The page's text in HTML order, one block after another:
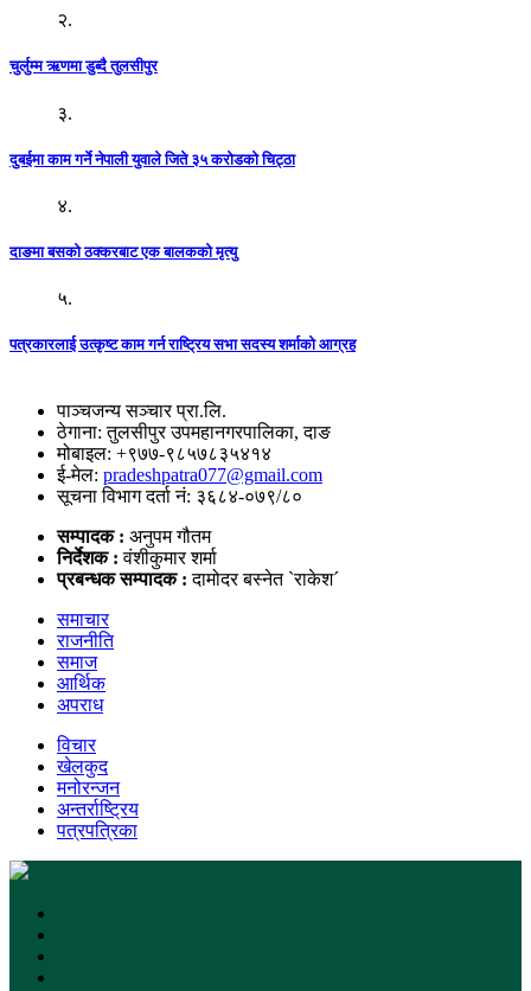
२.
चुर्लुम्म ऋणमा डुब्दै तुलसीपुर
३.
दुबईमा काम गर्ने नेपाली युवाले जिते ३५ करोडको चिट्ठा
४.
दाङमा बसको ठक्करबाट एक बालकको मृत्यु
५.
पत्रकारलाई उत्कृष्ट काम गर्न राष्ट्रिय सभा सदस्य शर्माको आग्रह
पाञ्चजन्य सञ्चार प्रा.लि.
ठेगाना: तुलसीपुर उपमहानगरपालिका, दाङ
मोबाइल: +९७७-९८५७८३५४१४
ई-मेल: pradeshpatra077@gmail.com
सूचना विभाग दर्ता नं: ३६८४-०७९/८०
सम्पादक : अनुपम गौतम
निर्देशक :वंशीकुमार शर्मा
प्रबन्धक सम्पादक :दामोदर बस्नेत `राकेश´
समाचार
राजनीति
समाज
आर्थिक
अपराध
विचार
खेलकुद
मनोरन्जन
अन्तर्राष्ट्रिय
पत्रपत्रिका